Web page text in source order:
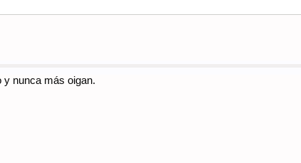
y nunca más oigan.